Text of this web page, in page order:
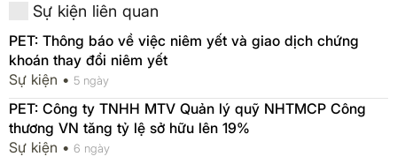
Sự kiện liên quan
PET: Thông báo về việc niêm yết và giao dịch chứng
khoán thay đổi niêm yết
Sự kiện • 5 ngày
PET: Công ty TNHH MTV Quản lý quỹ NHTMCP Công
thương VN tăng tỷ lệ sở hữu lên 19%
Sự kiện • 6 ngày